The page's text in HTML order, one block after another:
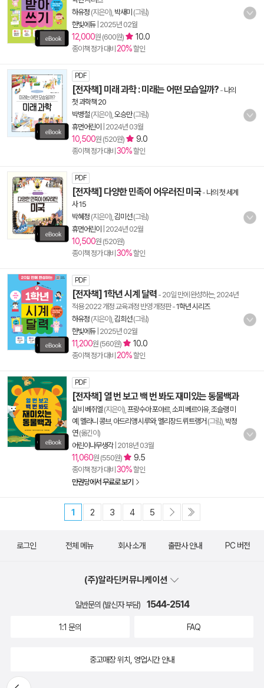
하유정 (지은이), 박새미 (그림)
한빛에듀| 2025년 02월
12,000원 (600원) 10.0
종이책 정가 대비 20%할인
PDF
[전자책] 미래 과학 : 미래는 어떤 모습일까? - 나의
첫 과학책 20
박병철 (지은이), 오승만(그림)
휴먼어린이
2024년 03월
10,500원 (520원) 9.0
종이책 정가 대비 30%할인
PDF
[전자책] 다양한 민족이 어우러진 미국- 나의 첫 세계
사 15
박혜정 (지은이), 김미선(그림)
휴먼어린이
2024년 02월
10,500원 (520원)
종이책 정가 대비 30%할인
PDF
[전자책] 1학년 시계 달력 - 20일 만에 완성하는, 2024년
적용 2022 개정 교육과정 반영 개정판-1학년 시리즈
하유정 (지은이), 김희선(그림)
한빛에듀| 2025년 02월
11,200원 (560원) 10.0
종이책 정가 대비 20%할인
PDF
[전자책] 열 번 보고 백 번 봐도 재미있는 동물백과
실비 베쥐엘 (지은이), 프랑수아 포야르, 소피 베르이유, 조슬랭 미
예 멜라니 콩브, 아드리앵 시루와, 멜리장드 뤼트랭거 (그림), 박정
연(옮긴이)
어린이나무생각| 2018년 03월
11,060원 (550원) 9.5
종이책 정가 대비 30%할인
만권당에서 무료로 보기
1 2 3 4 5
뒤로가
로그인 전체 메뉴 회사 소개 출판사 안내 PC 버전
(주)알라딘커뮤니케이션
일반문의 (발신자 부담) 1544-2514
1:1 문의 FAQ
중고매장 위치, 영업시간 안내